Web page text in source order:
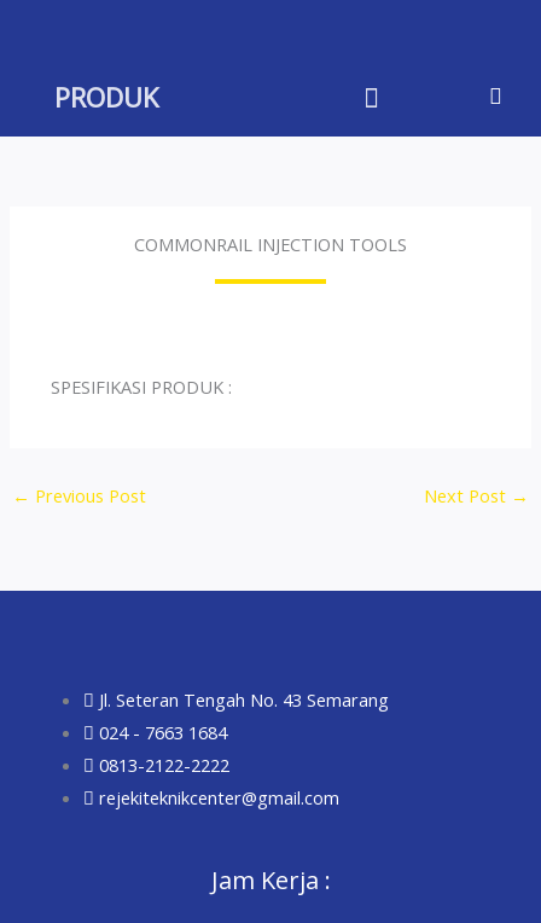
PRODUK
COMMONRAIL INJECTION TOOLS
SPESIFIKASI PRODUK :
← Previous Post Next Post →
Jl. Seteran Tengah No. 43 Semarang
024 - 7663 1684
0813-2122-2222
rejekiteknikcenter@gmail.com
Jam Kerja :